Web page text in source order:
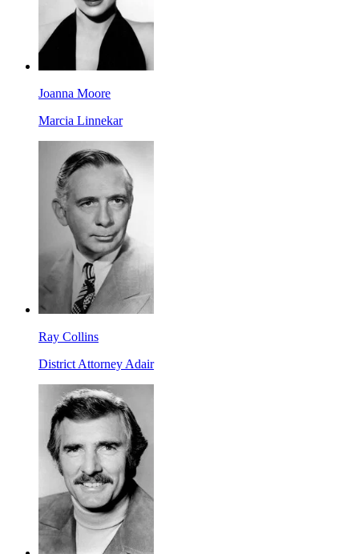
Joanna Moore
Marcia Linnekar
Ray Collins
District Attorney Adair